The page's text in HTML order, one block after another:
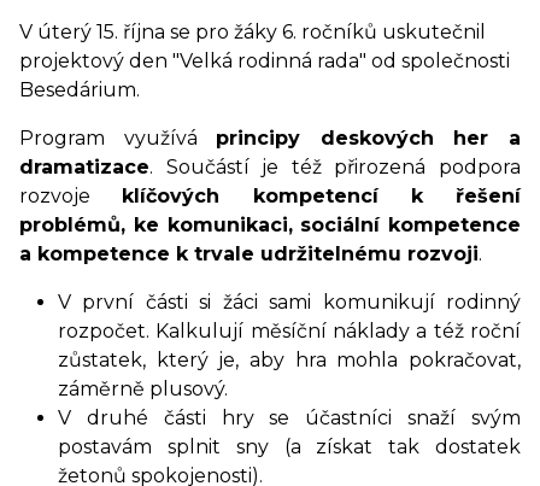
V úterý 15. října se pro žáky 6. ročníků uskutečnil
projektový den "Velká rodinná rada" od společnosti
Besedárium.
Program využívá principy deskových her a
dramatizace. Součástí je též přirozená podpora
rozvoje klíčových kompetencí k řešení
problémů, ke komunikaci, sociální kompetence
a kompetence k trvale udržitelnému rozvoji.
V první části si žáci sami komunikují rodinný
rozpočet. Kalkulují měsíční náklady a též roční
zůstatek, který je, aby hra mohla pokračovat,
záměrně plusový.
V druhé části hry se účastníci snaží svým
postavám splnit sny (a získat tak dostatek
žetonů spokojenosti).